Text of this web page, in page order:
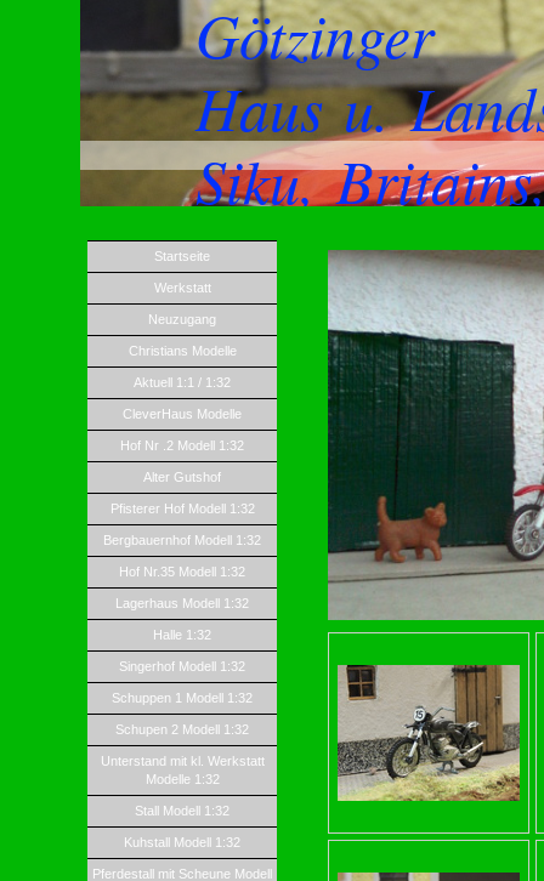
Götzinger
Haus u.
Siku,
Startseite
Werkstatt
Neuzugang
Christians Modelle
Aktuell 1:1 / 1:32
CleverHaus Modelle
Hof Nr .2 Modell 1:32
Alter Gutshof
Pfisterer Hof Modell 1:32
Bergbauernhof Modell 1:32
Hof Nr.35 Modell 1:32
Lagerhaus Modell 1:32
Halle 1:32
Singerhof Modell 1:32
Schuppen 1 Modell 1:32
Schupen 2 Modell 1:32
Unterstand mit kl. Werkstatt
Modelle 1:32
Stall Modell 1:32
Kuhstall Modell 1:32
Pferdestall mit Scheune Modell